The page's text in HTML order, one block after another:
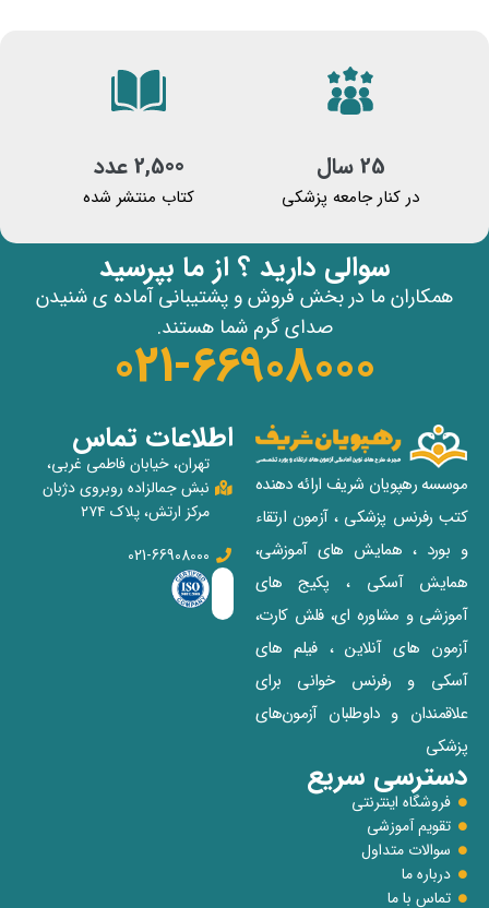
25 سال
در کنار جامعه پزشکی
2,500 عدد
کتاب منتشر شده
سوالی دارید ؟ از ما بپرسید
همکاران ما در بخش فروش و پشتیبانی آماده ی شنیدن
صدای گرم شما هستند.
021-66908000
موسسه رهپویان شریف ارائه دهنده
کتب رفرنس پزشکی ، آزمون ارتقاء
و بورد ، همایش های آموزشی،
همایش آسکی ، پکیج‌ های
آموزشی و مشاوره‌ ای، فلش کارت،
آزمون‌ های آنلاین ، فیلم‌ های
آسکی و رفرنس خوانی برای
علاقمندان و داوطلبان آزمون‌های
پزشکی
دسترسی سریع
فروشگاه اینترنتی
تقویم آموزشی
سوالات متداول
درباره ما
تماس با ما
اطلاعات تماس
تهران، خیابان فاطمی غربی،
نبش جمالزاده روبروی دژبان
مرکز ارتش، پلاک ۲۷۴
021-66908000